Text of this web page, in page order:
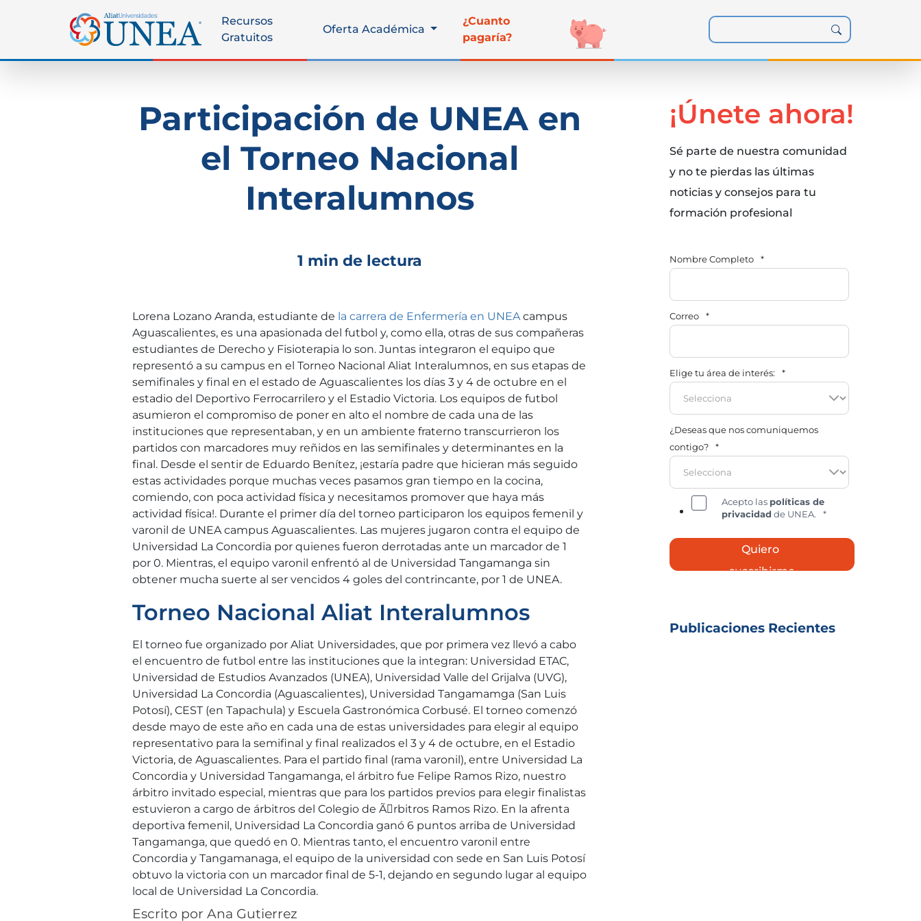
Recursos
Gratuitos
Oferta Académica
¿Cuanto
pagaría?
Participación de UNEA en
el Torneo Nacional
Interalumnos
1 min de lectura
Lorena Lozano Aranda, estudiante de la carrera de Enfermería en UNEAcampus
Aguascalientes, es una apasionada del futbol y, como ella, otras de sus compañeras
estudiantes de Derecho y Fisioterapia lo son. Juntas integraron el equipo que
representó a su campus en el Torneo Nacional Aliat Interalumnos, en sus etapas de
semifinales y final en el estado de Aguascalientes los días 3 y 4 de octubre en el
estadio del Deportivo Ferrocarrilero y el Estadio Victoria. Los equipos de futbol
asumieron el compromiso de poner en alto el nombre de cada una de las
instituciones que representaban, y en un ambiente fraterno transcurrieron los
partidos con marcadores muy reñidos en las semifinales y determinantes en la
final. Desde el sentir de Eduardo Benítez, ¡estaría padre que hicieran más seguido
estas actividades porque muchas veces pasamos gran tiempo en la cocina,
comiendo, con poca actividad física y necesitamos promover que haya más
actividad física!. Durante el primer día del torneo participaron los equipos femenil y
varonil de UNEA campus Aguascalientes. Las mujeres jugaron contra el equipo de
Universidad La Concordia por quienes fueron derrotadas ante un marcador de 1
por 0. Mientras, el equipo varonil enfrentó al de Universidad Tangamanga sin
obtener mucha suerte al ser vencidos 4 goles del contrincante, por 1 de UNEA.
Torneo Nacional Aliat Interalumnos
El torneo fue organizado por Aliat Universidades, que por primera vez llevó a cabo
el encuentro de futbol entre las instituciones que la integran: Universidad ETAC,
Universidad de Estudios Avanzados (UNEA), Universidad Valle del Grijalva (UVG),
Universidad La Concordia (Aguascalientes), Universidad Tangamamga (San Luis
Potosí), CEST (en Tapachula) y Escuela Gastronómica Corbusé. El torneo comenzó
desde mayo de este año en cada una de estas universidades para elegir al equipo
representativo para la semifinal y final realizados el 3 y 4 de octubre, en el Estadio
Victoria, de Aguascalientes. Para el partido final (rama varonil), entre Universidad La
Concordia y Universidad Tangamanga, el árbitro fue Felipe Ramos Rizo, nuestro
árbitro invitado especial, mientras que para los partidos previos para elegir finalistas
estuvieron a cargo de árbitros del Colegio de Ãrbitros Ramos Rizo. En la afrenta
deportiva femenil, Universidad La Concordia ganó 6 puntos arriba de Universidad
Tangamanga, que quedó en 0. Mientras tanto, el encuentro varonil entre
Concordia y Tangamanaga, el equipo de la universidad con sede en San Luis Potosí
obtuvo la victoria con un marcador final de 5-1, dejando en segundo lugar al equipo
local de Universidad La Concordia.
Escrito porAna Gutierrez
¡Únete ahora!
Sé parte de nuestra comunidad
y no te pierdas las últimas
noticias y consejos para tu
formación profesional
Nombre Completo *
Correo *
Elige tu área de interés: *
¿Deseas que nos comuniquemos
contigo?
*
Acepto las políticas de
privacidad de UNEA. *
Publicaciones Recientes